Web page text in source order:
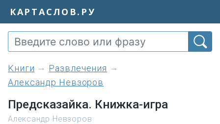
КАРТАСЛОВ.РУ
книги
Развлечения
Александр Невзоров
Предсказайка. Книжка-игра
Александр Невзоров